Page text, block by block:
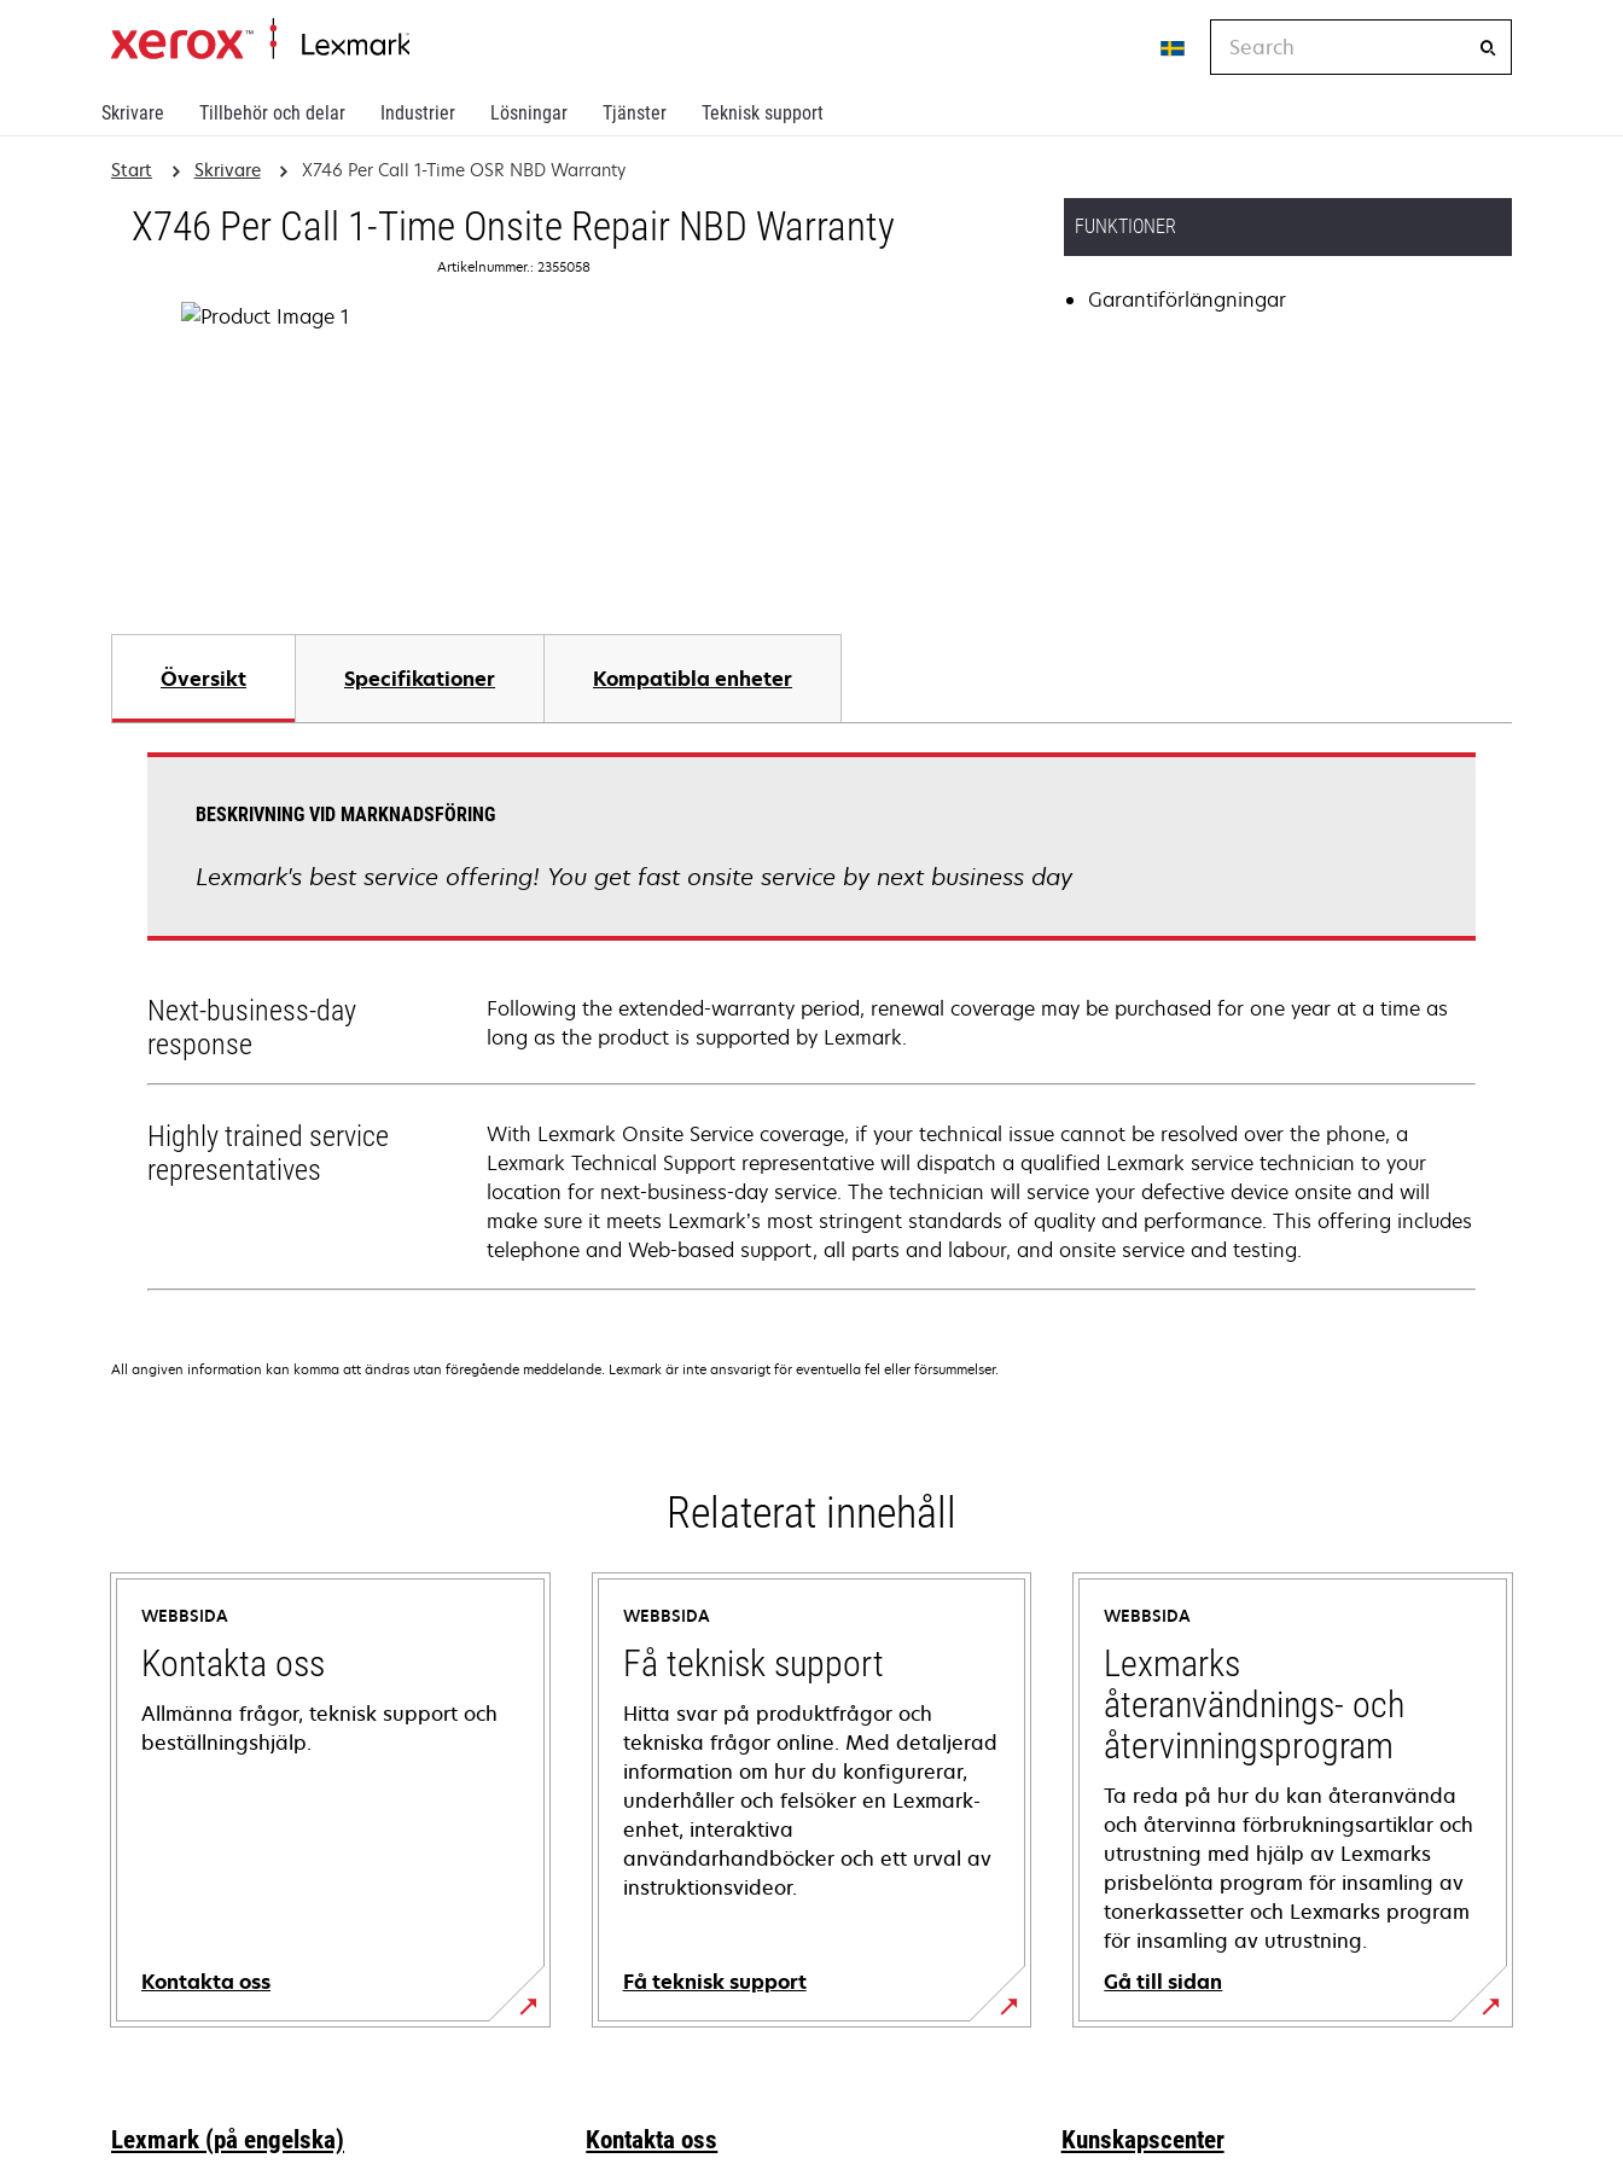
Skrivare Tillbehör och delar Industrier Lösningar Tjänster Teknisk support
Start Skrivare X746 Per Call 1-Time OSR NBD Warranty
X746 Per Call 1-Time Onsite Repair NBD Warranty
Artikelnummer.: 2355058
FUNKTIONER
Garantiförlängningar
Översikt Specifikationer Kompatibla enheter
BESKRIVNING VID MARKNADSFÖRING
Lexmark's best service offering! You get fast onsite service by next business day
Next-business-day
response
Following the extended-warranty period, renewal coverage may be purchased for one year at a time as
long as the product is supported by Lexmark.
Highly trained service
representatives
With Lexmark Onsite Service coverage, if your technical issue cannot be resolved over the phone, a
Lexmark Technical Support representative will dispatch a qualified Lexmark service technician to your
location for next-business-day service. The technician will service your defective device onsite and will
make sure it meets Lexmark’s most stringent standards of quality and performance. This offering includes
telephone and Web-based support, all parts and labour, and onsite service and testing.
All angiven information kan komma att ändras utan föregående meddelande. Lexmark är inte ansvarigt för eventuella fel eller försummelser.
Relaterat innehåll
WEBBSIDA
Kontakta oss
Allmänna frågor, teknisk support och
beställningshjälp.
Kontakta oss
WEBBSIDA
Få teknisk support
Hitta svar på produktfrågor och
tekniska frågor online. Med detaljerad
information om hur du konfigurerar,
underhåller och felsöker en Lexmark-
enhet, interaktiva
användarhandböcker och ett urval av
instruktionsvideor.
Få teknisk support
opens
tab
WEBBSIDA
Lexmarks
återanvändnings- och
återvinningsprogram
Ta reda på hur du kan återanvända
och återvinna förbrukningsartiklar och
utrustning med hjälp av Lexmarks
prisbelönta program för insamling av
tonerkassetter och Lexmarks program
för insamling av utrustning.
Gå till sidan
Lexmark (på engelska) Kontakta oss Kunskapscenter